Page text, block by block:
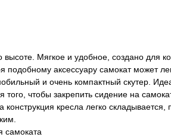
высоте. Мягкое и удобное, создано для
подобному аксессуару самокат может
и очень компактный скутер.
того, чтобы закрепить сидение на
конструкция кресла легко складывается,
самоката